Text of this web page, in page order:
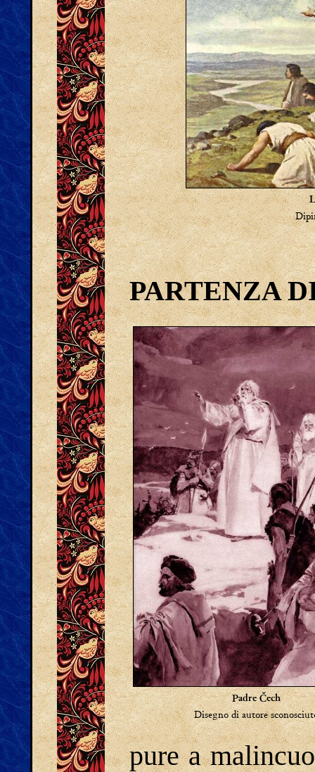
PARTENZA
Padre Čech
Disegno di autore
pure a